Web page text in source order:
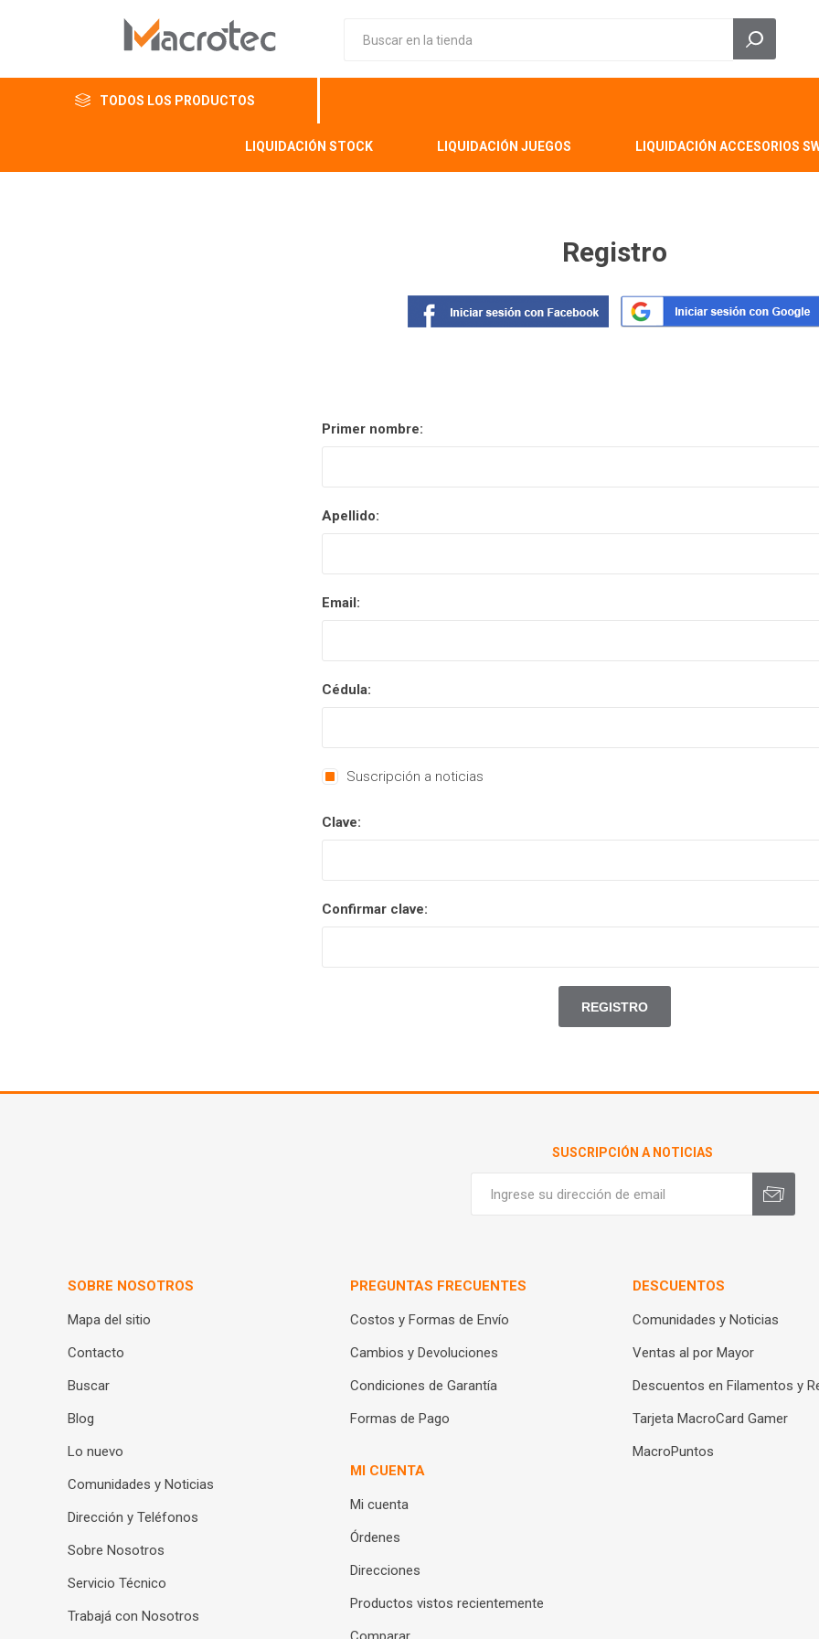
TODOS LOS PRODUCTOS
LIQUIDACIÓN STOCK LIQUIDACIÓN JUEGOS LIQUIDACIÓN ACCESORIOS
Registro
Primer nombre:
Apellido:
Email:
Cédula:
Suscripción a noticias
Clave:
Confirmar clave:
SUSCRIPCIÓN A NOTICIAS
SOBRE NOSOTROS
Mapa del sitio
Contacto
Buscar
Blog
Lo nuevo
Comunidades y Noticias
Dirección y Teléfonos
Sobre Nosotros
Servicio Técnico
Trabajá con Nosotros
PREGUNTAS FRECUENTES
Costos y Formas de Envío
Cambios y Devoluciones
Condiciones de Garantía
Formas de Pago
MI CUENTA
Mi cuenta
Órdenes
Direcciones
Productos vistos recientemente
DESCUENTOS
Comunidades y Noticias
Ventas al por Mayor
Descuentos en Filamentos y
Tarjeta MacroCard Gamer
MacroPuntos